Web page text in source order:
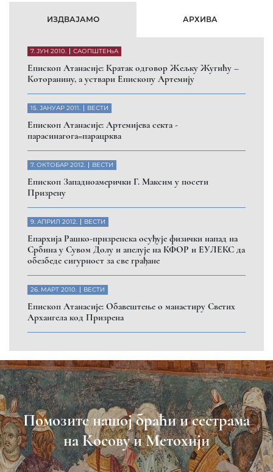
ИЗДВАЈАМО АРХИВА
7. ЈУН 2010. САОПШТЕЊА
Eпископ Атанасије: Кратак одговор Жељку Жугићу –
Которанину, а уствари Епископу Артемију
15. ЈАНУАР 2011. ВЕСТИ
Eпископ Атанасије: Артемијева секта -
парасинагога=парацрква
7. ОКТОБАР 2012. ВЕСТИ
Eпископ Западноамерички Г. Максим у посети
Призрену
9. АПРИЛ 2012. ВЕСТИ
Eпархија Рашко-призренска осуђује физички напад на
Србина у Сувом Долу и апелује на КФОР и ЕУЛЕКС да
обезбеде сигурност за све грађане
26. МАРТ 2010. ВЕСТИ
Eпископ Атанасије: Обавештење о манастиру Светих
Архангела код Призрена
Помозите нашој браћи и сестрама
на Косову и Метохији